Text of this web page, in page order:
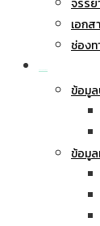
จรร
เอก
ช่องท
ข้อมู
ข้อมูล